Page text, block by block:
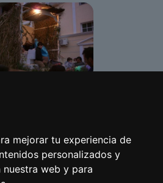
mejorar tu experiencia de
personalizados y
web y para